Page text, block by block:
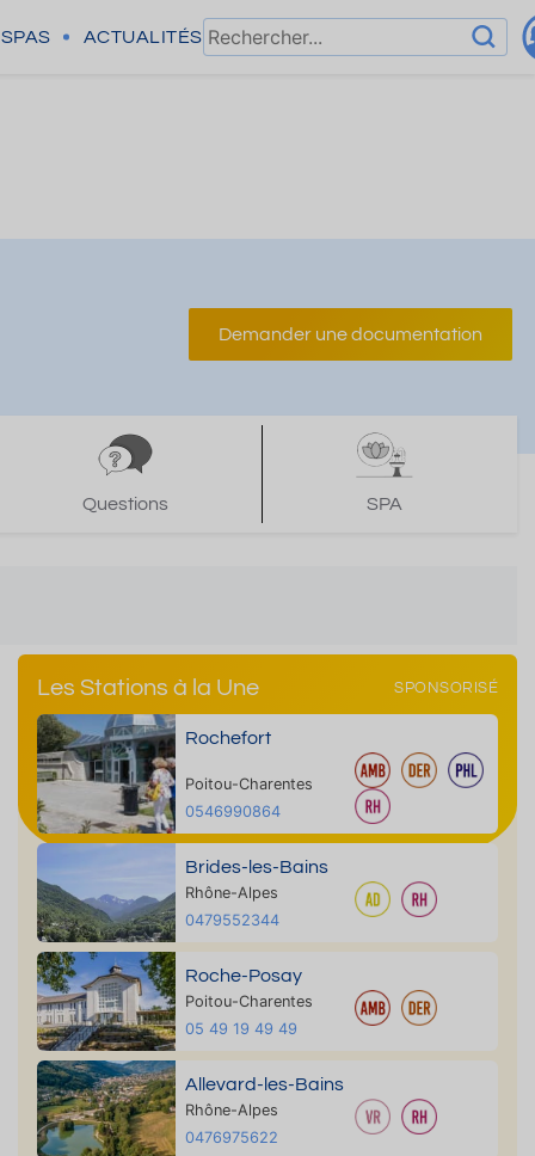
SPAS ACTUALITÉS
Demander une documentation
Questions SPA
Les Stations à la Une SPONSORISÉ
Rochefort
Poitou-Charentes
0546990864
Brides-les-Bains
Rhône-Alpes
0479552344
Roche-Posay
Poitou-Charentes
05 49 19 49 49
Allevard-les-Bains
Rhône-Alpes
0476975622